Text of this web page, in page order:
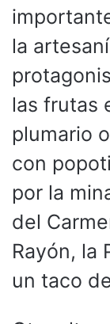
la
las frutas
plumario
con
por la
del
Rayón, la
un taco